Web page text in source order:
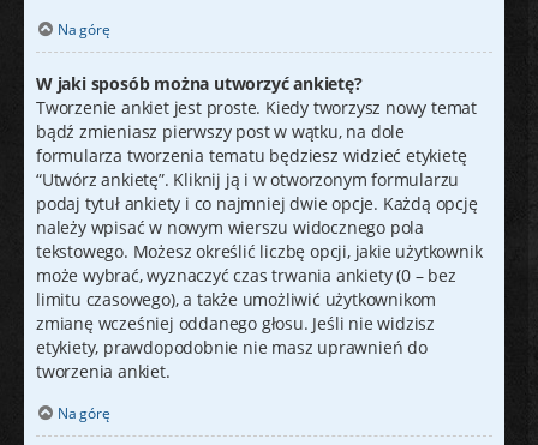
Na górę
W jaki sposób można utworzyć ankietę?
Tworzenie ankiet jest proste. Kiedy tworzysz nowy temat
bądź zmieniasz pierwszy post w wątku, na dole
formularza tworzenia tematu będziesz widzieć etykietę
“Utwórz ankietę”. Kliknij ją i w otworzonym formularzu
podaj tytuł ankiety i co najmniej dwie opcje. Każdą opcję
należy wpisać w nowym wierszu widocznego pola
tekstowego. Możesz określić liczbę opcji, jakie użytkownik
może wybrać, wyznaczyć czas trwania ankiety (0 – bez
limitu czasowego), a także umożliwić użytkownikom
zmianę wcześniej oddanego głosu. Jeśli nie widzisz
etykiety, prawdopodobnie nie masz uprawnień do
tworzenia ankiet.
Na górę